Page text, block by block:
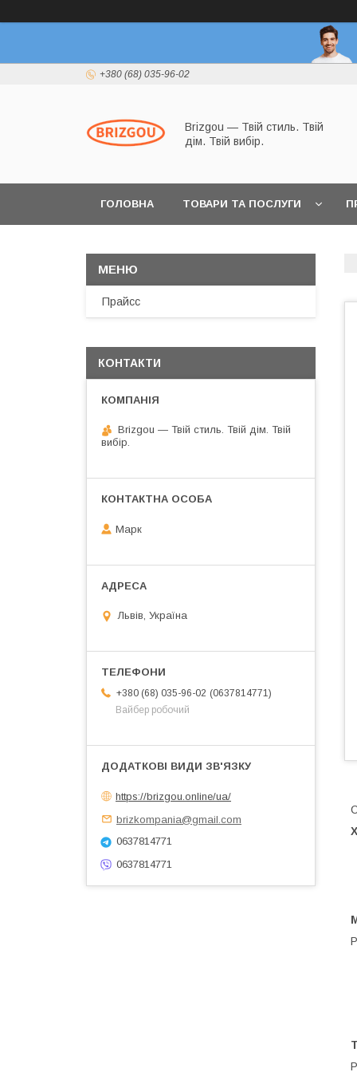
+380 (68) 035-96-02
Brizgou — Твій стиль. Твій
дім. Твій вибір.
ГОЛОВНА ТОВАРИ ТА ПОСЛУГИ
Прайсс
КОНТАКТИ
Brizgou — Твій стиль. Твій дім. Твій
вибір.
Марк
Львів, Україна
+380 (68) 035-96-02
0637814771
Вайбер робочий
https://brizgou.online/ua/
brizkompania@gmail.com
0637814771
0637814771